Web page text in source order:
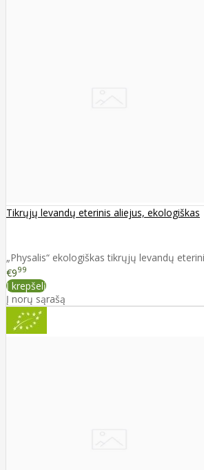
Tikrųjų levandų eterinis aliejus, ekologiškas
„Physalis“ ekologiškas tikrųjų levandų
€999
Į krepšelį
Į norų sąrašą